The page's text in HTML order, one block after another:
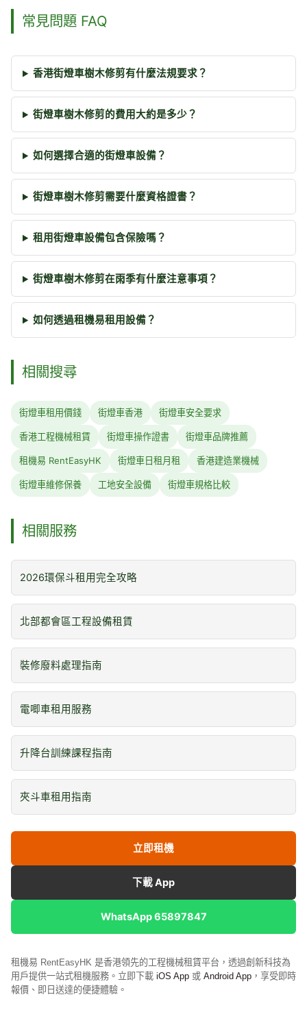
常見問題 FAQ
香港街燈車樹木修剪有什麼法規要求？
街燈車樹木修剪的費用大約是多少？
如何選擇合適的街燈車設備？
街燈車樹木修剪需要什麼資格證書？
租用街燈車設備包含保險嗎？
街燈車樹木修剪在雨季有什麼注意事項？
如何透過租機易租用設備？
相關搜尋
街燈車租用價錢 街燈車香港 街燈車安全要求
香港工程機械租賃 街燈車操作證書 街燈車品牌推薦
租機易 RentEasyHK 街燈車日租月租 香港建造業機械
街燈車維修保養 工地安全設備 街燈車規格比較
相關服務
2026環保斗租用完全攻略
北部都會區工程設備租賃
裝修廢料處理指南
電唧車租用服務
升降台訓練課程指南
夾斗車租用指南
立即租機
下載 App
WhatsApp 65897847
租機易 RentEasyHK 是香港領先的工程機械租賃平台，透過創新科技為
用戶提供一站式租機服務。立即下載 iOS App 或 Android App ，享受即時
報價、即日送達的便捷體驗。